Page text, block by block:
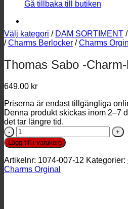
Gå tillbaka till butiken
Välj kategori / DAM SORTIMENT /
/ Charms Berlocker / Charms
Thomas Sabo -
649.00 kr
Priserna är endast tillgängliga
Denna produkt skickas inom 2–7
det tar längre tid.
Thomas
Sabo
-
Charm-
hängsmycke
häst
Lägg till i varukorg
Artikelnr: 1074-007-12 Kategorier:
Charms Orginal